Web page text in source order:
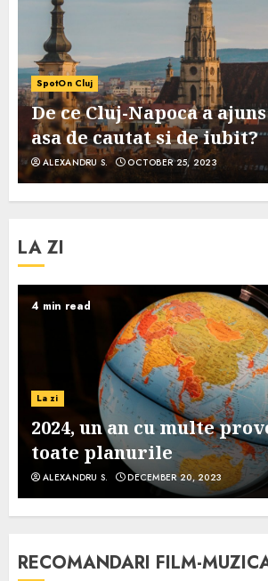
SpotOn Cluj
De ce Cluj-Napoca a
asa de cautat si de iubit?
ALEXANDRU S. OCTOBER 25, 2023
LA ZI
4 min read
La zi
2024, un an cu multe
toate planurile
ALEXANDRU S. DECEMBER 20, 2023
RECOMANDARI FILM-